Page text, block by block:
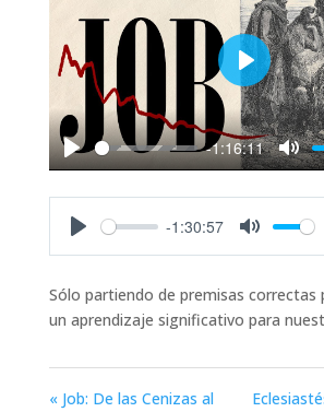
Play
-1:16:11
Mute
Play
-1:30:57
Sólo partiendo de premisas correctas
un aprendizaje significativo para
« Job: De las Cenizas al